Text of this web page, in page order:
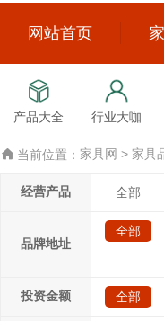
网站首页
产品大全 行业大咖
当前位置： 家具网 > 家具
经营产品 全部
品牌地址
全部
投资金额 全部